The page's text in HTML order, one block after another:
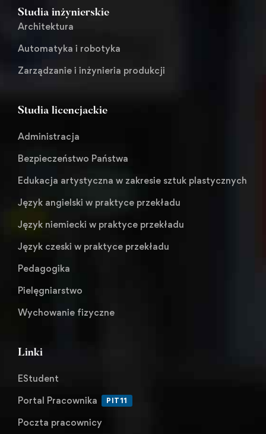
Studia inżynierskie
Architektura
Automatyka i robotyka
Zarządzanie i inżynieria produkcji
Studia licencjackie
Administracja
Bezpieczeństwo Państwa
Edukacja artystyczna w zakresie sztuk plastycznych
Język angielski w praktyce przekładu
Język niemiecki w praktyce przekładu
Język czeski w praktyce przekładu
Pedagogika
Pielęgniarstwo
Wychowanie fizyczne
Linki
EStudent
Portal Pracownika
PIT11
Poczta pracownicy